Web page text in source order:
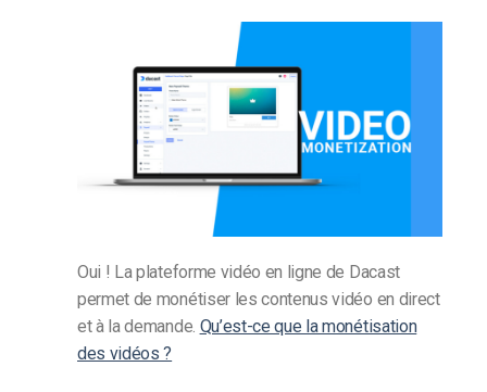
Oui ! La plateforme vidéo en ligne de Dacast
permet de monétiser les contenus vidéo en direct
et à la demande. Qu’est-ce que la monétisation
des vidéos ?